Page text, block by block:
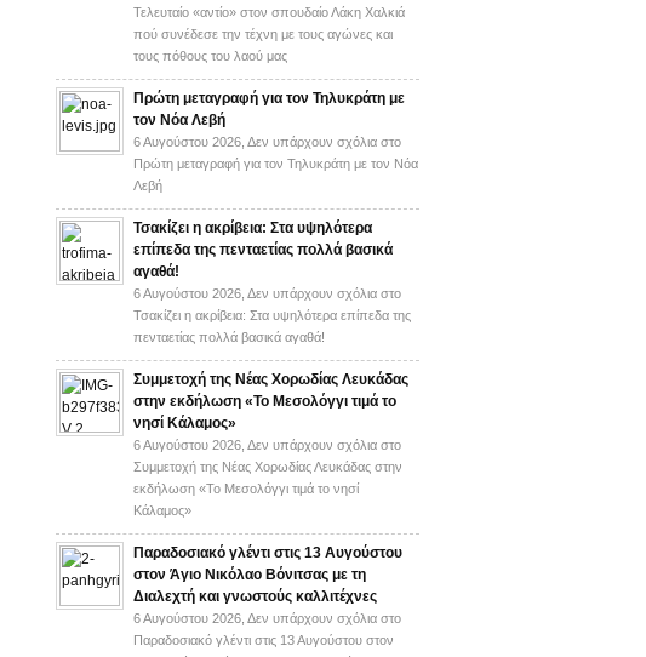
Τελευταίο «αντίο» στον σπουδαίο Λάκη Χαλκιά
πού συνέδεσε την τέχνη με τους αγώνες και
τους πόθους του λαού μας
Πρώτη μεταγραφή για τον Τηλυκράτη με
τον Νόα Λεβή
6 Αυγούστου 2026, Δεν υπάρχουν σχόλια στο
Πρώτη μεταγραφή για τον Τηλυκράτη με τον Νόα
Λεβή
Τσακίζει η ακρίβεια: Στα υψηλότερα
επίπεδα της πενταετίας πολλά βασικά
αγαθά!
6 Αυγούστου 2026, Δεν υπάρχουν σχόλια στο
Τσακίζει η ακρίβεια: Στα υψηλότερα επίπεδα της
πενταετίας πολλά βασικά αγαθά!
Συμμετοχή της Νέας Χορωδίας Λευκάδας
στην εκδήλωση «Το Μεσολόγγι τιμά το
νησί Κάλαμος»
6 Αυγούστου 2026, Δεν υπάρχουν σχόλια στο
Συμμετοχή της Νέας Χορωδίας Λευκάδας στην
εκδήλωση «Το Μεσολόγγι τιμά το νησί
Κάλαμος»
Παραδοσιακό γλέντι στις 13 Αυγούστου
στον Άγιο Νικόλαο Βόνιτσας με τη
Διαλεχτή και γνωστούς καλλιτέχνες
6 Αυγούστου 2026, Δεν υπάρχουν σχόλια στο
Παραδοσιακό γλέντι στις 13 Αυγούστου στον